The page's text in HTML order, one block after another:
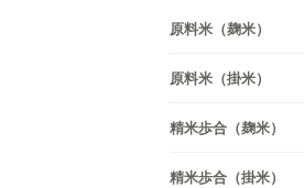
原料米（麹米）
原料米（掛米）
精米歩合（麹米）
精米歩合（掛米）